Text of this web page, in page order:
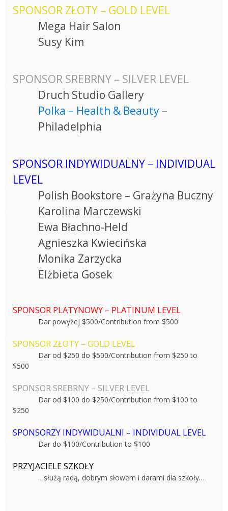
SPONSOR ZŁOTY – GOLD LEVEL
Mega Hair Salon
Susy Kim
SPONSOR SREBRNY – SILVER LEVEL
Druch Studio Gallery
Polka – Health & Beauty –
Philadelphia
SPONSOR INDYWIDUALNY – INDIVIDUAL
LEVEL
Polish Bookstore – Grażyna Buczny
Karolina Marczewski
Ewa Błachno-Held
Agnieszka Kwiecińska
Monika Zarzycka
Elżbieta Gosek
SPONSOR PLATYNOWY – PLATINUM LEVEL
Dar powyżej $500/Contribution from $500
SPONSOR ZŁOTY – GOLD LEVEL
Dar od $250 do $500/Contribution from $250 to
$500
SPONSOR SREBRNY – SILVER LEVEL
Dar od $100 do $250/Contribution from $100 to
$250
SPONSORZY INDYWIDUALNI – INDIVIDUAL LEVEL
Dar do $100/Contribution to $100
PRZYJACIELE SZKOŁY
…służą radą, dobrym słowem i darami dla szkoły…